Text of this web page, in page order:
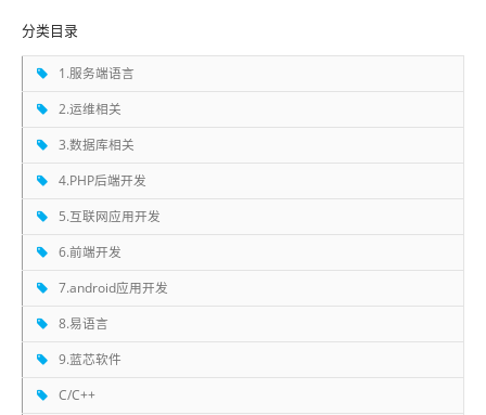
分类目录
1.服务端语言
2.运维相关
3.数据库相关
4.PHP后端开发
5.互联网应用开发
6.前端开发
7.android应用开发
8.易语言
9.蓝芯软件
C/C++